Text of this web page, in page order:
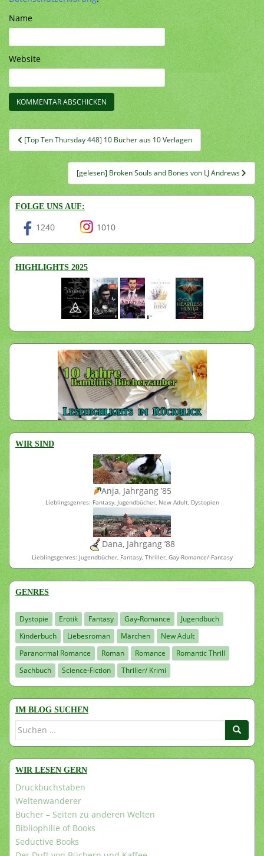
Name
Website
Beitragsnavigation
[Top Ten Thursday 448] 10 Bücher aus 10 Verlagen
[gelesen] Broken Souls and Bones von LJ Andrews
FOLGE UNS AUF:
1240 1010
HIGHLIGHTS 2025
WIR SIND
Anja, Jahrgang ’85
Lieblingsgenres: Fantasy, Jugendbücher, New Adult, Dystopien
Dana, Jahrgang ’88
Lieblingsgenres: Jugendbücher, Fantasy, Thriller, Gay-Romance/-Fantasy
GENRES
Dystopie Erotik Fantasy Gay-Romance
Jugendbuch
Kinderbuch
Liebesroman Märchen
New Adult
Paranormal Romance
Roman Romance
Romantic Thrill
Sachbuch
Science-Fiction Thriller/ Krimi
IM BLOG SUCHEN
Suchen
WIR LESEN GERN
Druckbuchstaben
Weltenwanderer
Bücher – Seiten zu anderen Welten
Bibliophilie of Books
Seductive Books